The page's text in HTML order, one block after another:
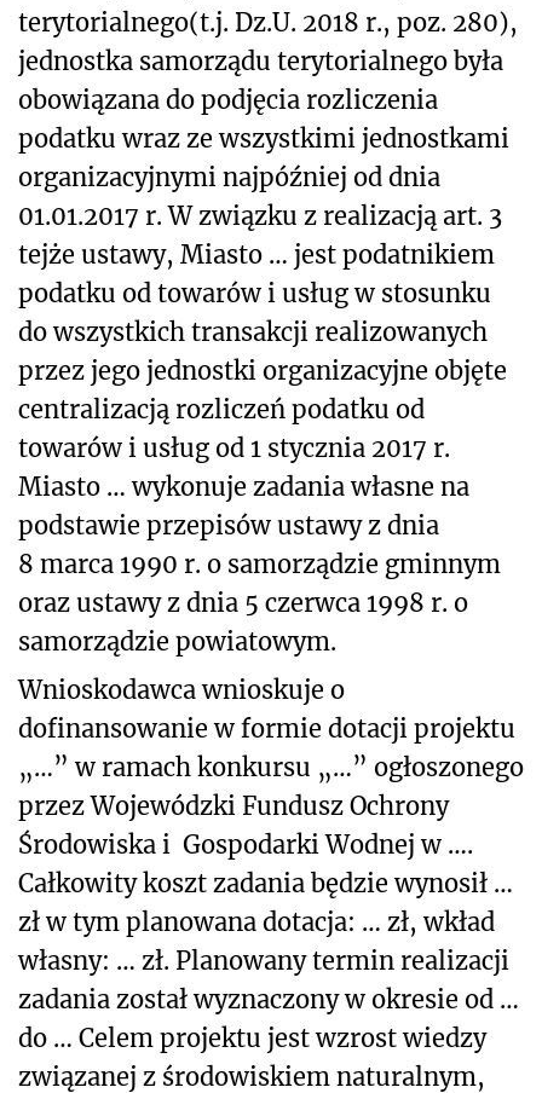
terytorialnego(t.j. Dz.U. 2018 r., poz. 280),
jednostka samorządu terytorialnego była
obowiązana do podjęcia rozliczenia
podatku wraz ze wszystkimi jednostkami
organizacyjnymi najpóźniej od dnia
01.01.2017 r. W związku z realizacją art. 3
tejże ustawy, Miasto … jest podatnikiem
podatku od towarów i usług w stosunku
do wszystkich transakcji realizowanych
przez jego jednostki organizacyjne objęte
centralizacją rozliczeń podatku od
towarów i usług od 1 stycznia 2017 r.
Miasto … wykonuje zadania własne na
podstawie przepisów ustawy z dnia
8 marca 1990 r. o samorządzie gminnym
oraz ustawy z dnia 5 czerwca 1998 r. o
samorządzie powiatowym.
Wnioskodawca wnioskuje o
dofinansowanie w formie dotacji projektu
„…” w ramach konkursu „…” ogłoszonego
przez Wojewódzki Fundusz Ochrony
Środowiska i Gospodarki Wodnej w ….
Całkowity koszt zadania będzie wynosił …
zł w tym planowana dotacja: … zł, wkład
własny: … zł. Planowany termin realizacji
zadania został wyznaczony w okresie od …
do … Celem projektu jest wzrost wiedzy
związanej z środowiskiem naturalnym,